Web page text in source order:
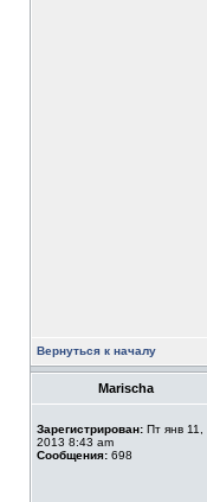
Вернуться к началу
Marischa
Зарегистрирован: Пт янв 11,
2013 8:43 am
Сообщения: 698